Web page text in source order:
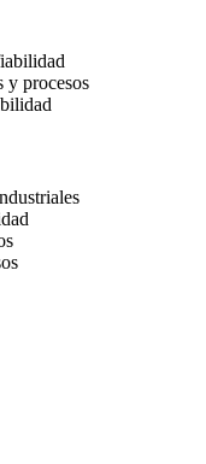
y procesos